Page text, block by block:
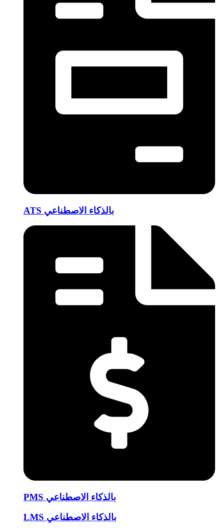
ATS بالذكاء الاصطناعي
PMS بالذكاء الاصطناعي
LMS بالذكاء الاصطناعي